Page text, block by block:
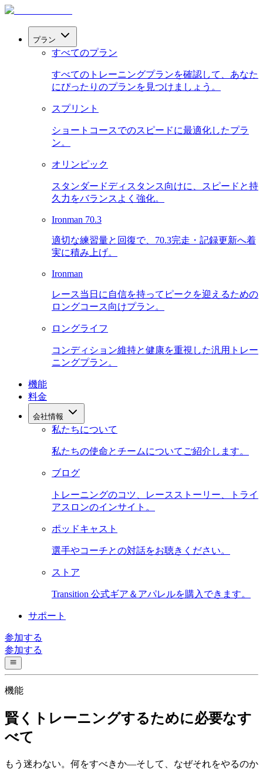
プラン
すべてのプラン
すべてのトレーニングプランを確認して、あなた
にぴったりのプランを見つけましょう。
スプリント
ショートコースでのスピードに最適化したプラ
ン。
オリンピック
スタンダードディスタンス向けに、スピードと持
久力をバランスよく強化。
Ironman 70.3
適切な練習量と回復で、70.3完走・記録更新へ着
実に積み上げ。
Ironman
レース当日に自信を持ってピークを迎えるための
ロングコース向けプラン。
ロングライフ
コンディション維持と健康を重視した汎用トレー
ニングプラン。
機能
料金
会社情報
私たちについて
私たちの使命とチームについてご紹介します。
ブログ
トレーニングのコツ、レースストーリー、トライ
アスロンのインサイト。
ポッドキャスト
選手やコーチとの対話をお聴きください。
ストア
Transition 公式ギア＆アパレルを購入できます。
サポート
参加する
参加する
機能
賢くトレーニングするために必要なす
べて
もう迷わない。何をすべきか—そして、なぜそれをやるのか